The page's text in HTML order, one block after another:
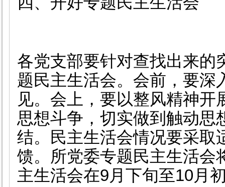
各党支部要针对查找出来的
题民主生活会。会前，要深
见。会上，要以整风精神
思想斗争，切实做到触动思
结。民主生活会情况要采取
馈。所党委专题民主生活会
主生活会在9月下旬至10月